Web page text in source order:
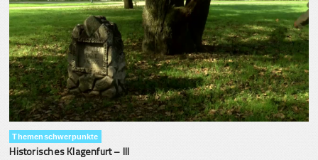
Themenschwerpunkte
Historisches Klagenfurt – III